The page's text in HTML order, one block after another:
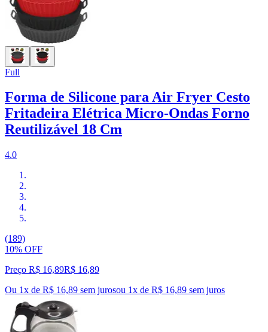
Full
Forma de Silicone para Air Fryer Cesto
Fritadeira Elétrica Micro-Ondas Forno
Reutilizável 18 Cm
4.0
(189)
10% OFF
Preço R$ 16,89R$ 16,89
Ou 1x de R$ 16,89 sem jurosou 1x de R$ 16,89 sem juros